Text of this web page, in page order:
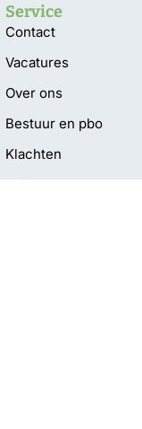
Service
Contact
Vacatures
Over ons
Bestuur en pbo
Klachten
Privacy